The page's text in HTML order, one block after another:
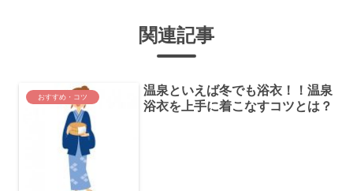
関連記事
おすすめ・コツ
温泉といえば冬でも浴衣！！温泉
浴衣を上手に着こなすコツとは？